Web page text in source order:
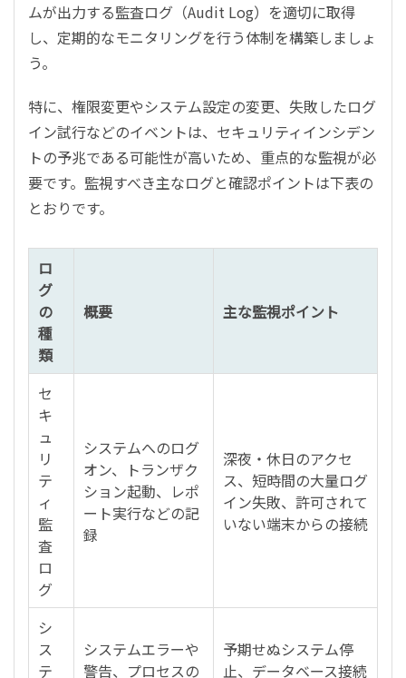
ムが出力する監査ログ（Audit Log）を適切に取得
し、定期的なモニタリングを行う体制を構築しましょ
う。
特に、権限変更やシステム設定の変更、失敗したログ
イン試行などのイベントは、セキュリティインシデン
トの予兆である可能性が高いため、重点的な監視が必
要です。監視すべき主なログと確認ポイントは下表の
とおりです。
ロ
グ
の
種
類
概要 主な監視ポイント
セ
キ
ュ
リ
テ
ィ
監
査
ロ
グ
システムへのログ
オン、トランザク
ション起動、レポ
ート実行などの記
録
深夜・休日のアクセ
ス、短時間の大量ログ
イン失敗、許可されて
いない端末からの接続
シ
ス
テ
システムエラーや
警告、プロセスの
予期せぬシステム停
止、データベース接続